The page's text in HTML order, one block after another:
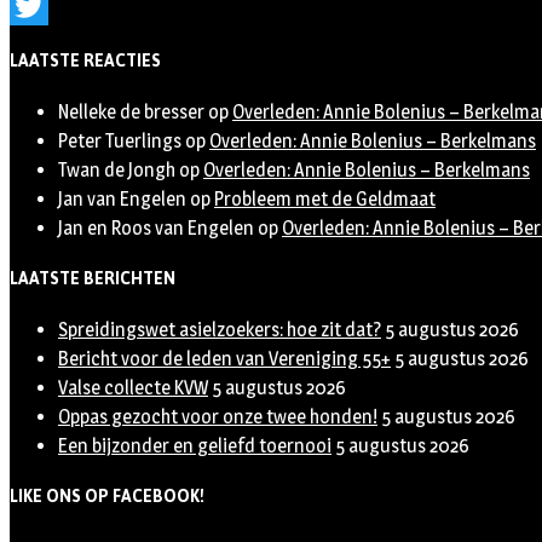
Instagram
LAATSTE REACTIES
Nelleke de bresser op Overleden: Annie Bolenius –
Peter Tuerlings op Overleden: Annie Bolenius – Berkelmans
Twan de Jongh op Overleden: Annie Bolenius – Berkelmans
Jan van Engelen op Probleem met de Geldmaat
Jan en Roos van Engelen op Overleden: Annie Bolenius –
LAATSTE BERICHTEN
Spreidingswet asielzoekers: hoe zit dat? 5 augustus 2026
Bericht voor de leden van Vereniging 55+ 5 augustus 2026
Valse collecte KVW 5 augustus 2026
Oppas gezocht voor onze twee honden! 5 augustus 2026
Een bijzonder en geliefd toernooi 5 augustus 2026
LIKE ONS OP FACEBOOK!